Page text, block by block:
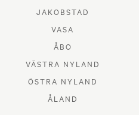
JAKOBSTAD
VASA
ÅBO
VÄSTRA NYLAND
ÖSTRA NYLAND
ÅLAND